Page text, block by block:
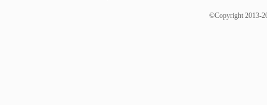
©Copyright 2013-